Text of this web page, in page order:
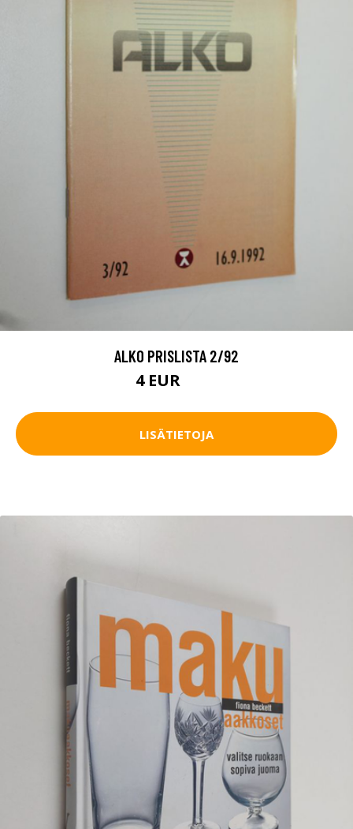
ALKO PRISLISTA 2/92
4 EUR
LISÄTIETOJA